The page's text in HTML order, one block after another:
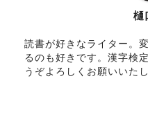
読書が好きなライター。
るのも好きです。漢字検
うぞよろしくお願いいたし